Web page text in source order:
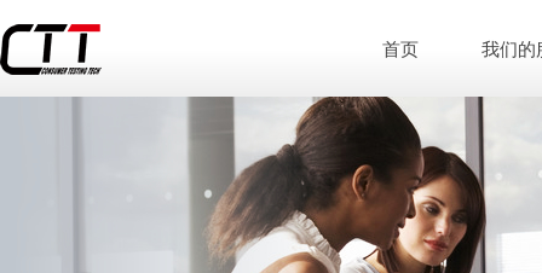
首页 我们的